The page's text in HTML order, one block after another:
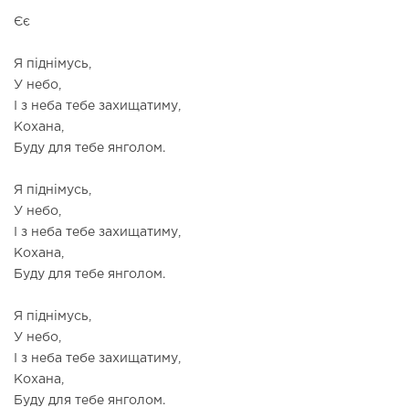
Єє
Я піднімусь,
У небо,
І з неба тебе захищатиму,
Кохана,
Буду для тебе янголом.
Я піднімусь,
У небо,
І з неба тебе захищатиму,
Кохана,
Буду для тебе янголом.
Я піднімусь,
У небо,
І з неба тебе захищатиму,
Кохана,
Буду для тебе янголом.